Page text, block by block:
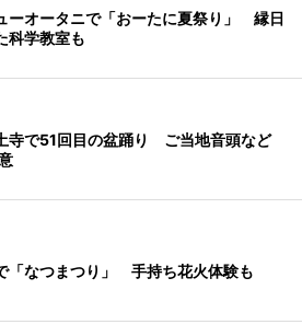
ーオータニで「おーたに夏祭り」 縁日
科学教室も
寺で51回目の盆踊り ご当地音頭など
「なつまつり」 手持ち花火体験も